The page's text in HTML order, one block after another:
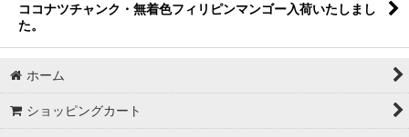
ココナツチャンク・無着色フィリピンマンゴー入荷いたしまし
た。
ホーム
ショッピングカート